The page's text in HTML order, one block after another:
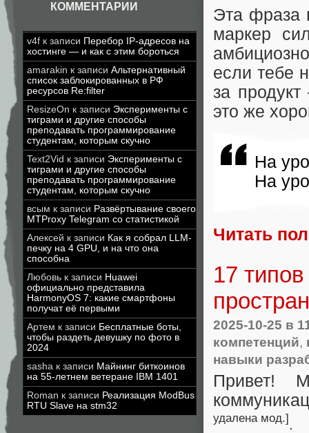
КОММЕНТАРИИ
v4f к записи Перебор IP-адресов на
хостинге — и как с этим бороться
amarakin к записи Альтернативный
список заблокированных в РФ
ресурсов Re:filter
ResizeOn к записи Эксперименты с
тиграми и другие способы
преподавать программирование
студентам, которым скучно
Text2Vid к записи Эксперименты с
тиграми и другие способы
преподавать программирование
студентам, которым скучно
всым к записи Развёртывание своего
MTProxy Telegram со статистикой
Алексей к записи Как я собрал LLM-
печку на 4 GPU, и на что она
способна
Любовь к записи Huawei
официально представила
HarmonyOS 7: какие смартфоны
получат её первыми
Артем к записи Бесплатные боты,
чтобы раздеть девушку по фото в
2024
sasha к записи Майнинг биткоинов
на 55-летнем ветеране IBM 1401
Roman к записи Реализация ModBus
RTU Slave на stm32
Эта фраза
маркер
если тебе
за
это же
На
На
Читать
17
2025-10-25 в
компетенций,
навыки
Привет!
удалена мод.].